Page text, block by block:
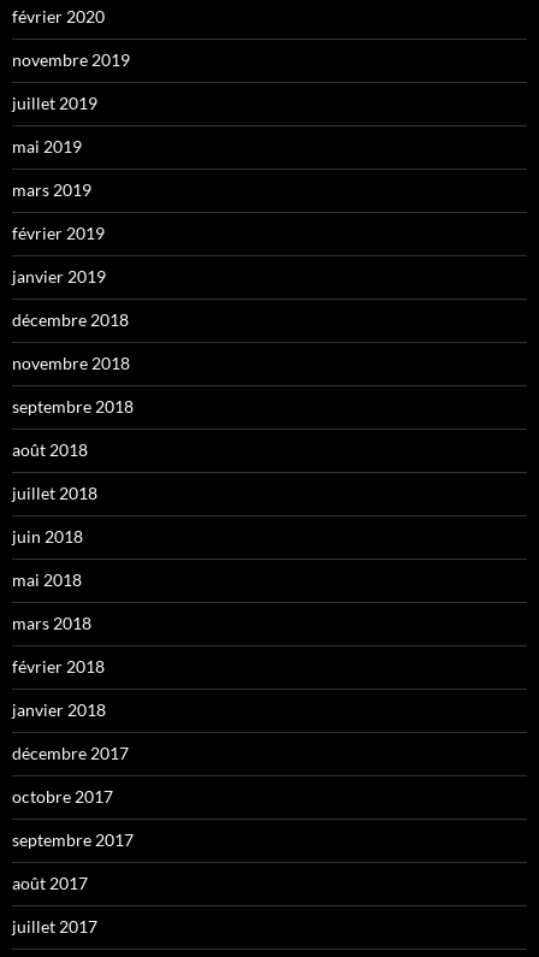
février 2020
novembre 2019
juillet 2019
mai 2019
mars 2019
février 2019
janvier 2019
décembre 2018
novembre 2018
septembre 2018
août 2018
juillet 2018
juin 2018
mai 2018
mars 2018
février 2018
janvier 2018
décembre 2017
octobre 2017
septembre 2017
août 2017
juillet 2017